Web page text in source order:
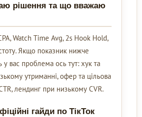
рішення та що вважаю
Watch Time Avg, 2s Hook Hold,
Якщо показник нижче
у вас проблема ось тут: хук та
утриманні, офер та цільова
лендинг при низькому CVR.
гайди по ТікТок